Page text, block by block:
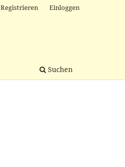
Suchen
Registrieren Einloggen